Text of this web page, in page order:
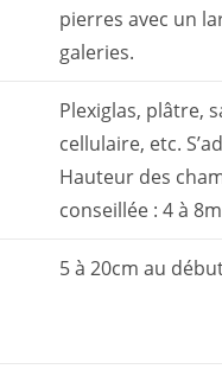
pierres avec un
galeries.
Plexiglas, plâtre,
cellulaire, etc.
Hauteur des
conseillée : 4 à
5 à 20cm au